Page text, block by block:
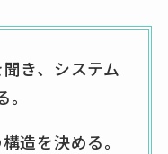
き、システム
造を決める。